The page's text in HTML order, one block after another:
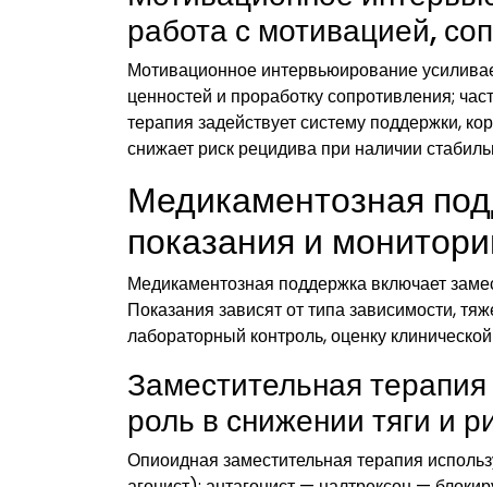
работа с мотивацией,
Мотивационное интервьюирование
ценностей и проработку сопротивления;
терапия задействует систему поддержки,
снижает риск рецидива при наличии
Медикаментозная
показания и
Медикаментозная поддержка включает
Показания зависят от типа зависимости,
лабораторный контроль, оценку
Заместительная
роль в снижении тяги и
Опиоидная заместительная терапия